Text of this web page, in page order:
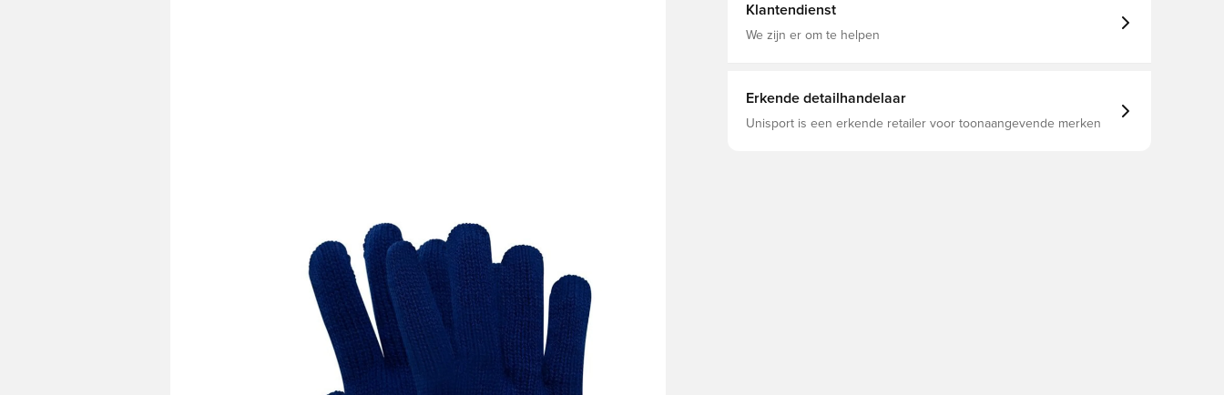
Klantendienst
We zijn er om te helpen
Erkende detailhandelaar
Unisport is een erkende retailer voor toonaangevende merken